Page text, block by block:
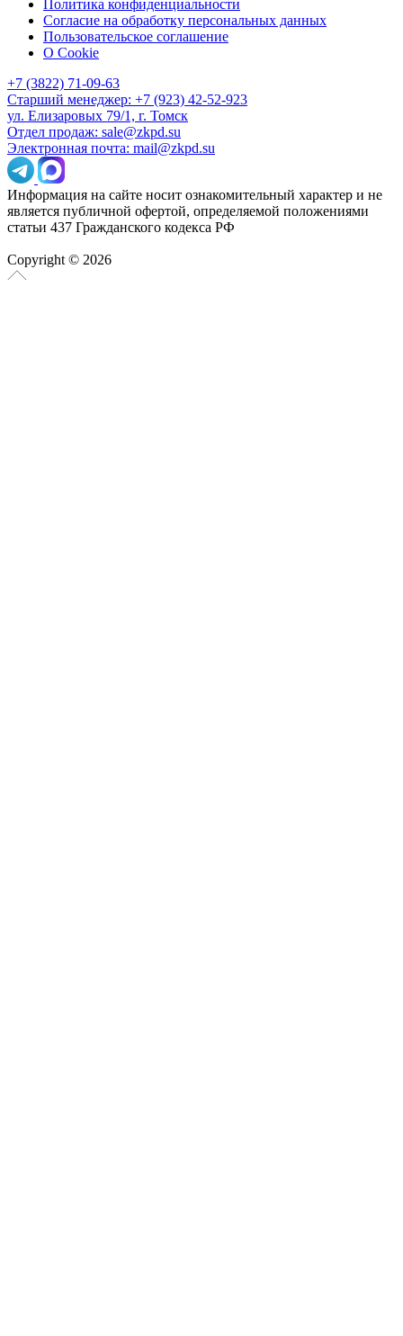
Политика конфиденциальности
Согласие на обработку персональных данных
Пользовательское соглашение
О Cookie
+7 (3822) 71-09-63
Старший менеджер: +7 (923) 42-52-923
ул. Елизаровых 79/1, г. Томск
Отдел продаж: sale@zkpd.su
Электронная почта: mail@zkpd.su
Информация на сайте носит ознакомительный характер и не
является публичной офертой, определяемой положениями
статьи 437 Гражданского кодекса РФ
Copyright © 2026